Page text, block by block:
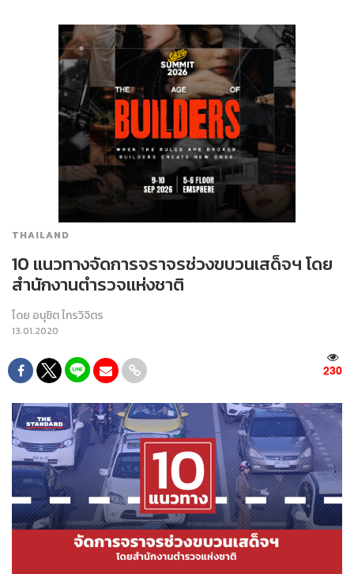
THAILAND
10 แนวทางจัดการจราจรช่วงขบวนเสด็จฯ โดย
สำนักงานตำรวจแห่งชาติ
โดย อนุชิต ไกรวิจิตร
13.01.2020
230